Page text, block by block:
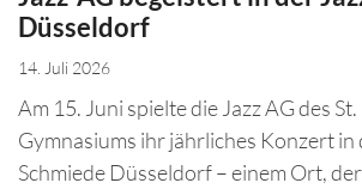
Düsseldorf
14. Juli 2026
Am 15. Juni spielte die Jazz AG des
Gymnasiums ihr jährliches Konzert in
Schmiede Düsseldorf – einem Ort,